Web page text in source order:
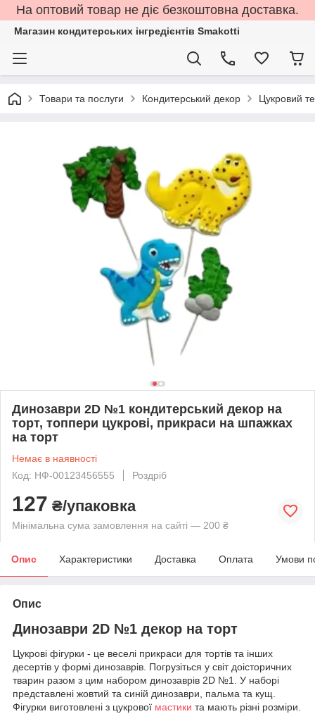
На оптовий товар не діє безкоштовна доставка.
Магазин кондитерських інгредієнтів Smakotti
Товари та послуги Кондитерський декор Цукровий
Динозаври 2D №1 кондитерський декор на
торт, топпери цукрові, прикраси на шпажках
на торт
Немає в наявності
Код: НФ-00123456555
Роздріб
127 ₴/упаковка
Мінімальна сума замовлення на сайті — 200 ₴
Опис Характеристики Доставка Оплата Умови
Опис
Динозаври 2D №1 декор на торт
Цукрові фігурки - це веселі прикраси для тортів та інших
десертів у формі динозаврів. Погрузіться у світ доісторичних
тварин разом з цим набором динозаврів 2D №1. У наборі
представлені жовтий та синій динозаври, пальма та кущ.
Фігурки виготовлені з цукрової мастики та мають різні розміри.